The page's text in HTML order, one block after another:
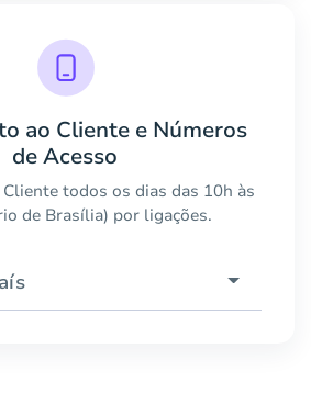
ao Cliente e Números
de Acesso
todos os dias das 10h às
de Brasília) por ligações.